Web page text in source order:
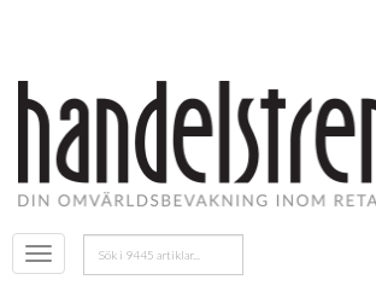
Öppna
menyn
Sök
efter: